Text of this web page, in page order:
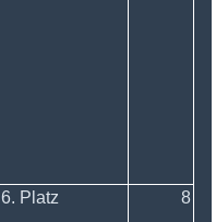
6. Platz 8